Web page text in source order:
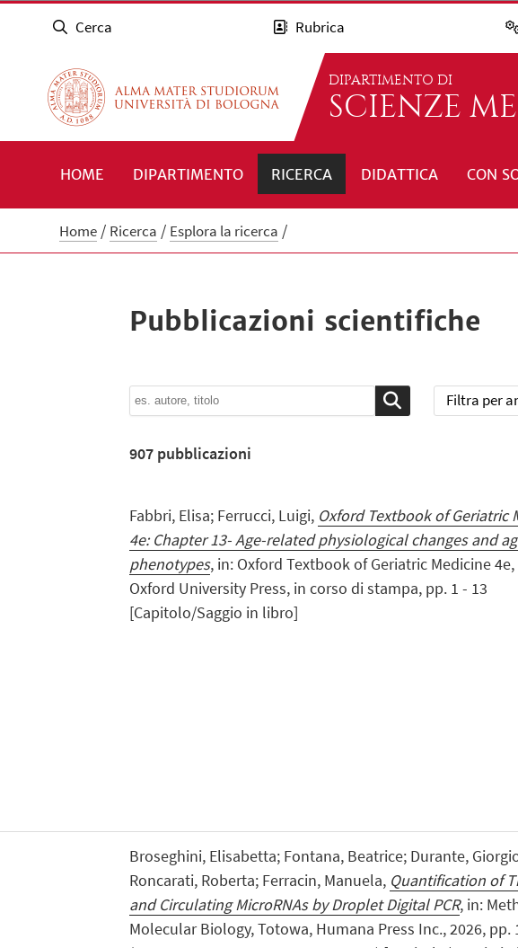
Cerca Rubrica
DIPARTIMENTO DI
SCIENZE
HOME DIPARTIMENTO RICERCA DIDATTICA CON
Home Ricerca Esplora la ricerca
Pubblicazioni scientifiche
Filtra per
907pubblicazioni
Fabbri, Elisa; Ferrucci, Luigi, Oxford Textbook of Geriatric
4e: Chapter 13- Age-related physiological changes and
phenotypes, in: Oxford Textbook of Geriatric Medicine
Oxford University Press, in corso di stampa, pp. 1 - 13
[Capitolo/Saggio in libro]
Broseghini, Elisabetta; Fontana, Beatrice; Durante,
Roncarati, Roberta; Ferracin, Manuela, Quantification of
and Circulating MicroRNAs by Droplet Digital PCR, in:
Molecular Biology, Totowa, Humana Press Inc., 2026, pp.